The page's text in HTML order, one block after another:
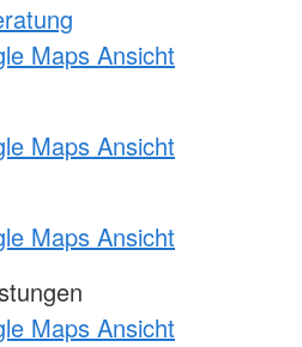
Maps Ansicht
Maps Ansicht
Maps Ansicht
Maps Ansicht